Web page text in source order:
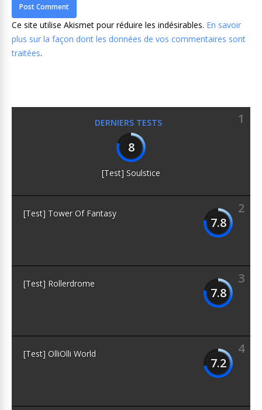
Ce site utilise Akismet pour réduire les indésirables. En savoir
plus sur la façon dont les données de vos commentaires sont
traitées.
DERNIERS TESTS
1
8
[Test] Soulstice
2
7.8
[Test] Tower Of Fantasy
3
7.8
[Test] Rollerdrome
4
7.2
[Test] OlliOlli World